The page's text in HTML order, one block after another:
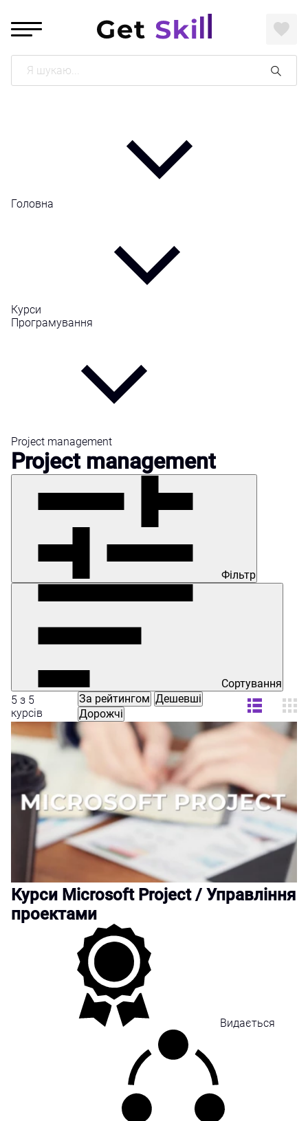
Поиск
Головна
Курси
Програмування
Project management
Project management
Фільтр
Сортування
5 з 5
курсів
За рейтингом Дешевші
Дорожчі
Курси Microsoft Project / Управління
проектами
Видається